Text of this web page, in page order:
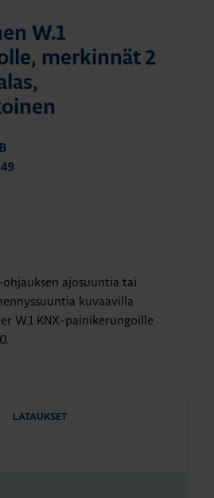
W.1
merkinnät 2
ajosuuntia tai
kuvaavilla
W.1 KNX-painikerungoille
LATAUKSET